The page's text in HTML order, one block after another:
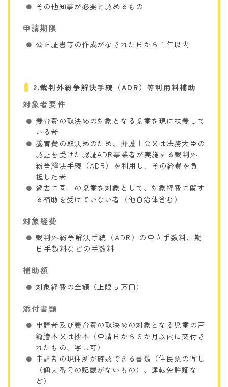
その他知事が必要と認めるもの
申請期限
公正証書等の作成がなされた日から１年以内
2.裁判外紛争解決手続（ADR）等利用料補助
対象者要件
養育費の取決めの対象となる児童を現に扶養して
いる者
養育費の取決めのため、弁護士会又は法務大臣の
認証を受けた認証ADR事業者が実施する裁判外
紛争解決手続（ADR）を利用し、その経費を負
担した者
過去に同一の児童を対象として、対象経費に関す
る補助を受けていない者（他自治体含む）
対象経費
裁判外紛争解決手続（ADR）の申立手数料、期
日手数料などの手数料
補助額
対象経費の全額（上限５万円）
添付書類
申請者及び養育費の取決めの対象となる児童の戸
籍謄本又は抄本（申請日から６か月以内に交付さ
れたもの、写し可）
申請者の現住所が確認できる書類（住民票の写し
（個人番号の記載がないもの）、運転免許証な
ど）